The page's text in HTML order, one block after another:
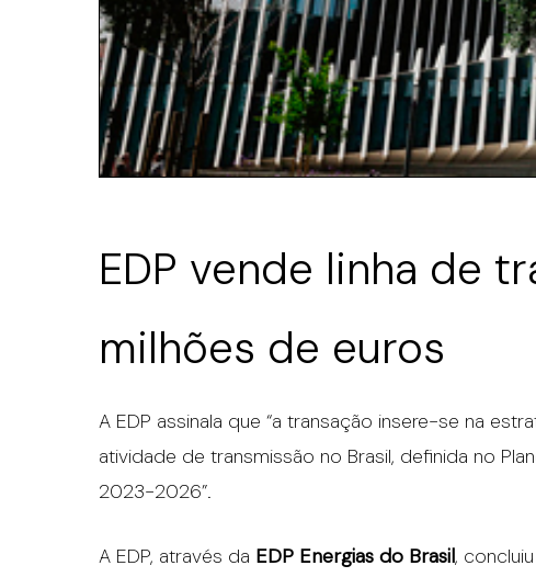
EDP vende linha de
milhões de euros
A EDP assinala que “a transação insere-se na
atividade de transmissão no Brasil, definida no
2023-2026”.
A EDP, através da EDP Energias do Brasil,